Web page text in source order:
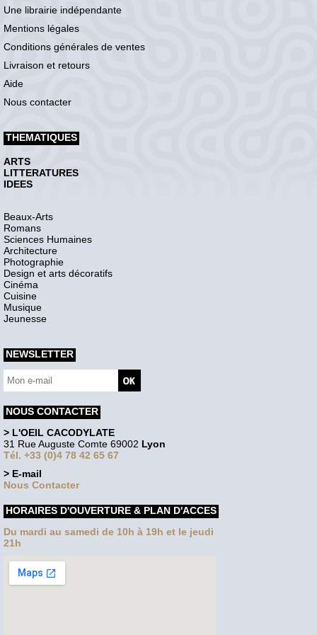
Une librairie indépendante
Mentions légales
Conditions générales de ventes
Livraison et retours
Aide
Nous contacter
THEMATIQUES
ARTS
LITTERATURES
IDEES
Beaux-Arts
Romans
Sciences Humaines
Architecture
Photographie
Design et arts décoratifs
Cinéma
Cuisine
Musique
Jeunesse
NEWSLETTER
NOUS CONTACTER
> L'OEIL CACODYLATE
31 Rue Auguste Comte 69002 Lyon
Tél. +33 (0)4 78 42 65 67
> E-mail
Nous Contacter
HORAIRES D'OUVERTURE & PLAN D'ACCES
Du mardi au samedi de 10h à 19h et le jeudi
21h